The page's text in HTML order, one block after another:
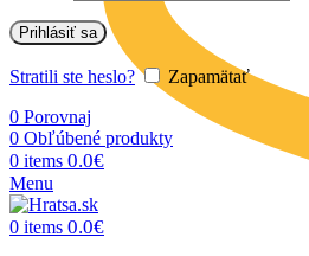
Prihlásiť sa
Stratili ste heslo?
Zapamätať
0 Porovnaj
0 Obľúbené produkty
0 items 0.0€
Menu
0 items 0.0€